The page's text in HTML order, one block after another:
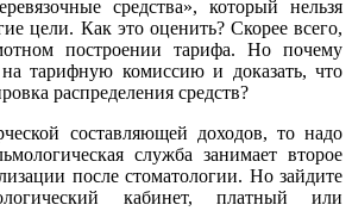
средства», который нельзя
цели. Как это оценить? Скорее всего,
построении тарифа. Но почему
тарифную комиссию и доказать, что
распределения средств?
составляющей доходов, то надо
служба занимает второе
после стоматологии. Но зайдите
кабинет, платный или